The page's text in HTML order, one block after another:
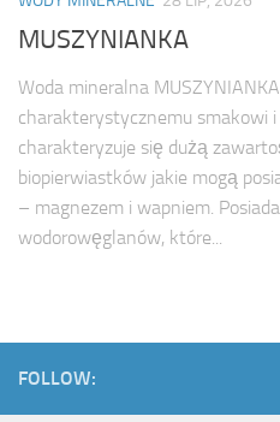
MUSZYNIANKA
Woda mineralna
charakterystycznemu smakowi i
charakteryzuje się dużą
biopierwiastków jakie mogą
– magnezem i wapniem.
wodorowęglanów, które...
FOLLOW: